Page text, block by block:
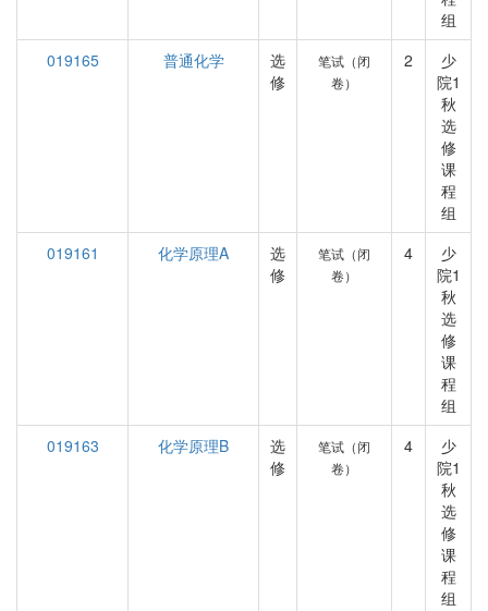
组
019165
普通化学
选
修
笔试（闭
卷）
2
少
院1
秋
选
修
课
程
组
019161
化学原理A
选
修
笔试（闭
卷）
4
少
院1
秋
选
修
课
程
组
019163
化学原理B
选
修
笔试（闭
卷）
4
少
院1
秋
选
修
课
程
组